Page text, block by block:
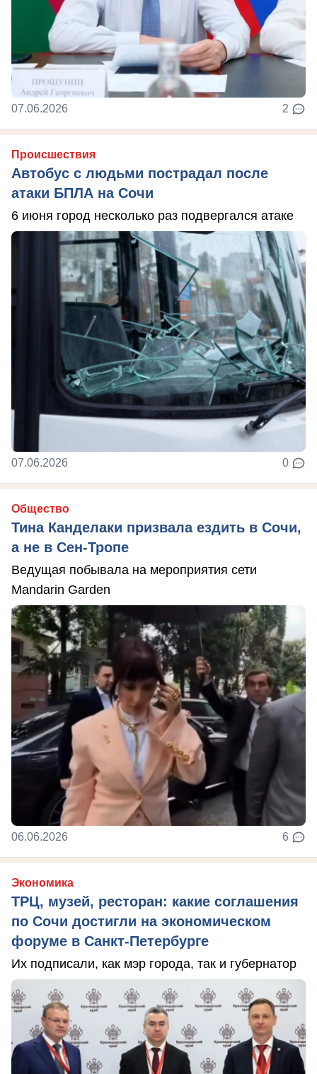
07.06.2026 2
Происшествия
Автобус с людьми пострадал после
атаки БПЛА на Сочи
6 июня город несколько раз подвергался атаке
07.06.2026 0
Общество
Тина Канделаки призвала ездить в Сочи,
а не в Сен-Тропе
Ведущая побывала на мероприятия сети
Mandarin Garden
06.06.2026 6
Экономика
ТРЦ, музей, ресторан: какие соглашения
по Сочи достигли на экономическом
форуме в Санкт-Петербурге
Их подписали, как мэр города, так и губернатор